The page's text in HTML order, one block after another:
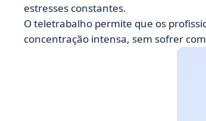
estresses constantes.
O teletrabalho permite que os
concentração intensa, sem sofrer